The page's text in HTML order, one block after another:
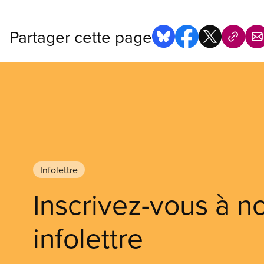
Partager cette page
Infolettre
Inscrivez-vous à
infolettre